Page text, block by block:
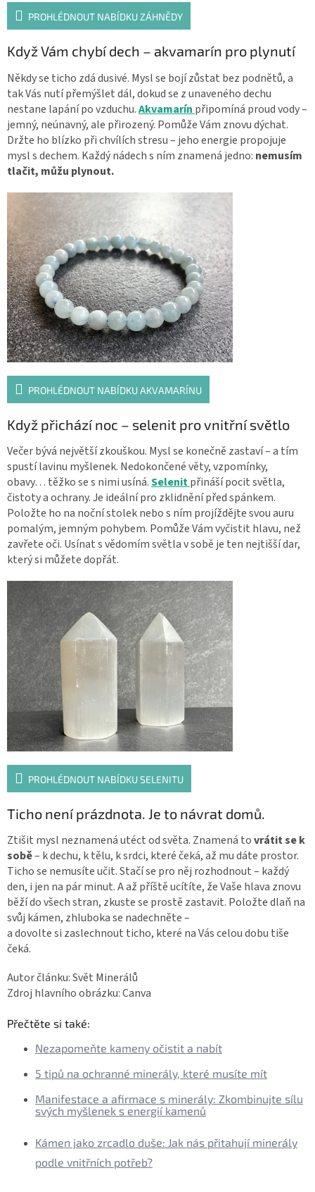
PROHLÉDNOUT NABÍDKU ZÁHNĚDY
Když Vám chybí dech – akvamarín pro plynutí
Někdy se ticho zdá dusivé. Mysl se bojí zůstat bez podnětů, a
tak Vás nutí přemýšlet dál, dokud se z unaveného dechu
nestane lapání po vzduchu.Akvamarín připomíná proud vody –
jemný, neúnavný, ale přirozený. Pomůže Vám znovu dýchat.
Držte ho blízko při chvílích stresu – jeho energie propojuje
mysl s dechem. Každý nádech s ním znamená jedno: nemusím
tlačit, můžu plynout.
PROHLÉDNOUT NABÍDKU AKVAMARÍNU
Když přichází noc – selenit pro vnitřní světlo
Večer bývá největší zkouškou. Mysl se konečně zastaví – a tím
spustí lavinu myšlenek. Nedokončené věty, vzpomínky,
obavy… těžko se s nimi usíná.Selenitpřináší pocit světla,
čistoty a ochrany. Je ideální pro zklidnění před spánkem.
Položte ho na noční stolek nebo s ním projíždějte svou auru
pomalým, jemným pohybem. Pomůže Vám vyčistit hlavu, než
zavřete oči. Usínat s vědomím světla v sobě je ten nejtišší dar,
který si můžete dopřát.
PROHLÉDNOUT NABÍDKU SELENITU
Ticho není prázdnota. Je to návrat domů.
Ztišit mysl neznamená utéct od světa. Znamená tovrátit se k
sobě– k dechu, k tělu, k srdci, které čeká, až mu dáte prostor.
Ticho se nemusíte učit. Stačí se pro něj rozhodnout – každý
den, i jen na pár minut. A až příště ucítíte, že Vaše hlava znovu
běží do všech stran, zkuste se prostě zastavit. Položte dlaň na
svůj kámen, zhluboka se nadechněte –
a dovolte si zaslechnout ticho, které na Vás celou dobu tiše
čeká.
Autor článku: Svět Minerálů
Zdroj hlavního obrázku: Canva
Přečtěte si také:
Nezapomeňte kameny očistit a nabít
5 tipů na ochranné minerály, které musíte mít
Manifestace a afirmace s minerály: Zkombinujte sílu
svých myšlenek s energií kamenů
Kámen jako zrcadlo duše: Jak nás přitahují minerály
podle vnitřních potřeb?